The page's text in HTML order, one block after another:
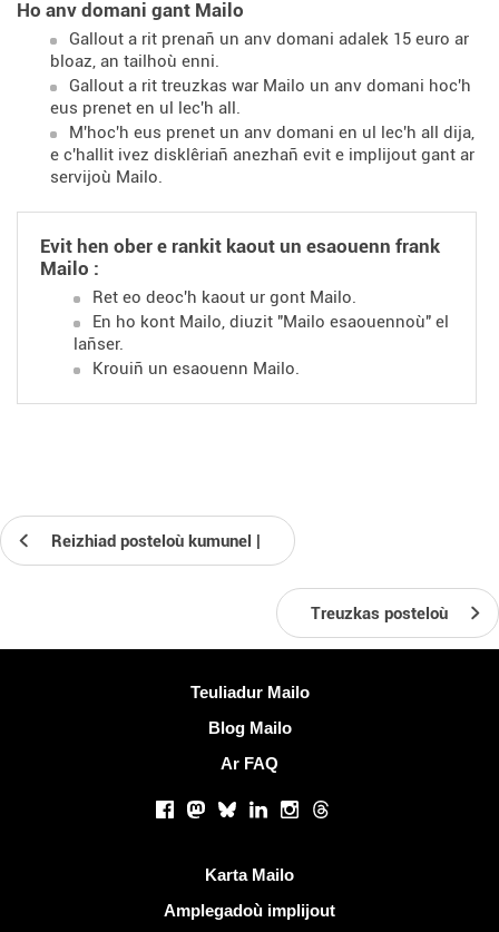
Ho anv domani gant Mailo
Gallout a rit prenañ un anv domani adalek 15 euro ar
bloaz, an tailhoù enni.
Gallout a rit treuzkas war Mailo un anv domani hoc'h
eus prenet en ul lec'h all.
M'hoc'h eus prenet un anv domani en ul lec'h all dija,
e c'hallit ivez disklêriañ anezhañ evit e implijout gant ar
servijoù Mailo.
Evit hen ober e rankit kaout un esaouenn frank
Mailo :
Ret eo deoc'h kaout ur gont Mailo.
En ho kont Mailo, diuzit "Mailo esaouennoù" el
lañser.
Krouiñ un esaouenn Mailo.
Reizhiad posteloù kumunel |
Treuzkas posteloù
Teuliadur Mailo
Blog Mailo
Ar FAQ
Facebook
Mastodon
BlueskyLinkedInInstagram
Threads
Karta Mailo
Amplegadoù implijout